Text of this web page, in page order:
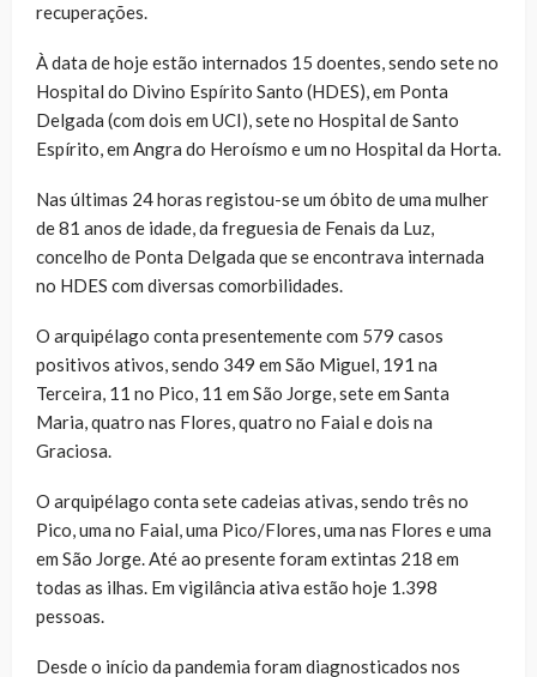
recuperações.
À data de hoje estão internados 15 doentes, sendo sete no
Hospital do Divino Espírito Santo (HDES), em Ponta
Delgada (com dois em UCI), sete no Hospital de Santo
Espírito, em Angra do Heroísmo e um no Hospital da Horta.
Nas últimas 24 horas registou-se um óbito de uma mulher
de 81 anos de idade, da freguesia de Fenais da Luz,
concelho de Ponta Delgada que se encontrava internada
no HDES com diversas comorbilidades.
O arquipélago conta presentemente com 579 casos
positivos ativos, sendo 349 em São Miguel, 191 na
Terceira, 11 no Pico, 11 em São Jorge, sete em Santa
Maria, quatro nas Flores, quatro no Faial e dois na
Graciosa.
O arquipélago conta sete cadeias ativas, sendo três no
Pico, uma no Faial, uma Pico/Flores, uma nas Flores e uma
em São Jorge. Até ao presente foram extintas 218 em
todas as ilhas. Em vigilância ativa estão hoje 1.398
pessoas.
Desde o início da pandemia foram diagnosticados nos